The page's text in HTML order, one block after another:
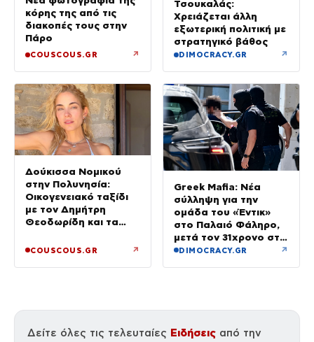
κόρης της από τις
διακοπές τους στην
Πάρο
COUSCOUS.GR ↗
Τσουκαλάς:
Χρειάζεται άλλη
εξωτερική πολιτική με
στρατηγικό βάθος
DIMOCRACY.GR ↗
Δούκισσα Νομικού
στην Πολυνησία:
Οικογενειακό ταξίδι
με τον Δημήτρη
Θεοδωρίδη και τα
COUSCOUS.GR ↗
Greek Mafia: Νέα
σύλληψη για την
ομάδα του «Έντικ»
στο Παλαιό Φάληρο,
μετά τον 31χρονο στη
Γερμανία
DIMOCRACY.GR ↗
Δείτε όλες τις τελευταίες Ειδήσεις από την